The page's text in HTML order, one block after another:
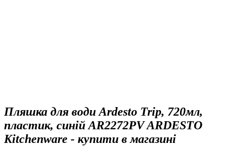
Пляшка для води Ardesto Trip, 720мл,
пластик, синій AR2272PV ARDESTO
Kitchenware - купити в магазині